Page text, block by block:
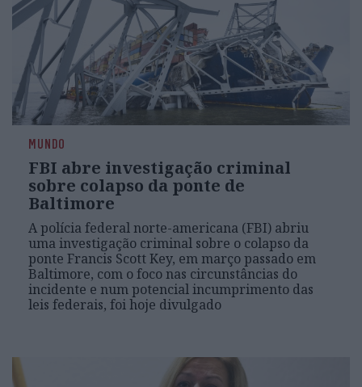
MUNDO
FBI abre investigação criminal
sobre colapso da ponte de
Baltimore
A polícia federal norte-americana (FBI) abriu
uma investigação criminal sobre o colapso da
ponte Francis Scott Key, em março passado em
Baltimore, com o foco nas circunstâncias do
incidente e num potencial incumprimento das
leis federais, foi hoje divulgado